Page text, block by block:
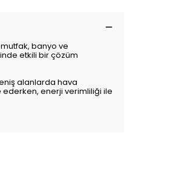
banyo ve
etkili bir çözüm
alanlarda hava
enerji verimliliği ile